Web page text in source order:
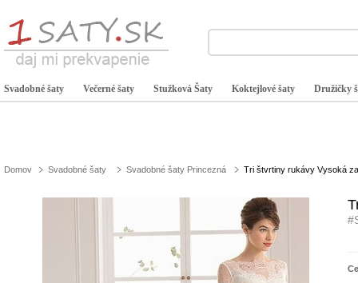
Svadobné šaty Večerné šaty Stužková Šaty Koktejlové šaty Družičky
Domov Svadobné šaty Svadobné šaty Princezná Tri štvrtiny rukávy Vysoká